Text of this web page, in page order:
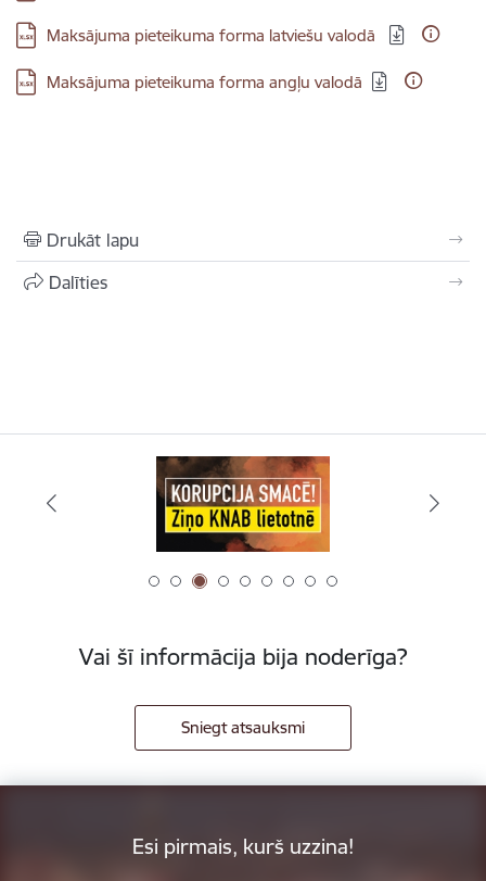
Lejupielādēt:
Maksājuma pieteikuma forma latviešu valodā
Lejupielādēt:
Maksājuma pieteikuma forma angļu valodā
Drukāt lapu
Dalīties
Vai šī informācija bija noderīga?
Sniegt atsauksmi
Esi pirmais, kurš uzzina!